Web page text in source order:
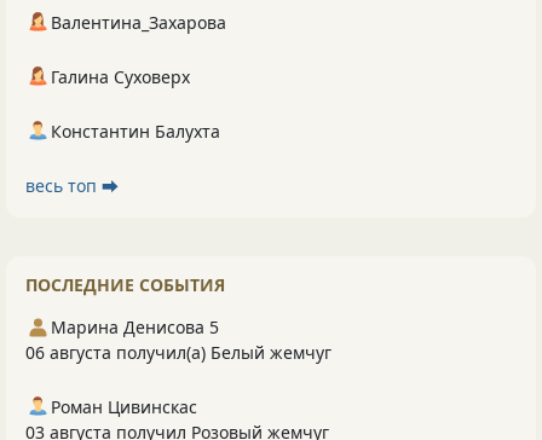
Валентина_Захарова
Галина Суховерх
Константин Балухта
весь топ ⮕
ПОСЛЕДНИЕ СОБЫТИЯ
Марина Денисова 5
06 августа получил(а) Белый жемчуг
Роман Цивинскас
03 августа получил Розовый жемчуг